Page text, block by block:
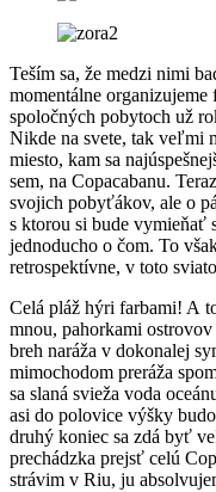
Teším sa, že medzi nimi
momentálne
spoločných pobytoch už
Nikde na svete, tak veľmi
miesto, kam sa
sem, na Copacabanu.
svojich pobyťákov, ale o
s ktorou si bude vymieňať
jednoducho o čom. To
retrospektívne, v toto
Celá pláž hýri farbami! A
mnou, pahorkami
breh naráža v dokonalej
mimochodom preráža
sa slaná svieža voda
asi do polovice výšky
druhý koniec sa zdá byť
prechádzka prejsť celú
strávim v Riu, ju